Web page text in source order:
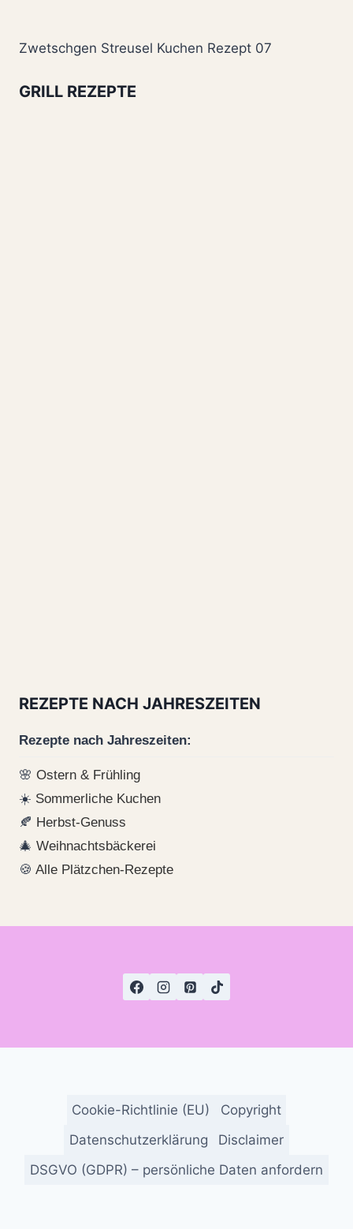
Zwetschgen Streusel Kuchen Rezept 07
GRILL REZEPTE
REZEPTE NACH JAHRESZEITEN
Rezepte nach Jahreszeiten:
🌸 Ostern & Frühling
☀️ Sommerliche Kuchen
🍂 Herbst-Genuss
🎄 Weihnachtsbäckerei
🍪 Alle Plätzchen-Rezepte
Cookie-Richtlinie (EU)
Copyright
Datenschutzerklärung
Disclaimer
DSGVO (GDPR) – persönliche Daten anfordern